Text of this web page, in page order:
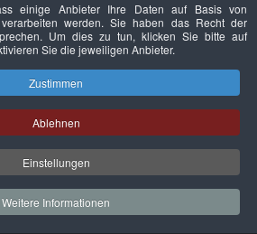
Nachhaltigkeit
Bundesverband Deutscher
und Fachgutachter e.V..
einige Anbieter Ihre Daten auf Basis von
werden. Sie haben das Recht der
Um dies zu tun, klicken Sie bitte auf
Sie die jeweiligen Anbieter.
Zustimmen
Ablehnen
Einstellungen
Weitere Informationen